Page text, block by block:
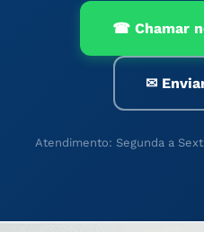
☎ Chamar
✉
Atendimento: Segunda a